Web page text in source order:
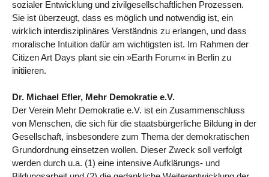
sozialer Entwicklung und zivilgesellschaftlichen Prozessen.
Sie ist überzeugt, dass es möglich und notwendig ist, ein
wirklich interdisziplinäres Verständnis zu erlangen, und dass
moralische Intuition dafür am wichtigsten ist. Im Rahmen der
Citizen Art Days plant sie ein »Earth Forum« in Berlin zu
initiieren.
Dr. Michael Efler, Mehr Demokratie e.V.
Der Verein Mehr Demokratie e.V. ist ein Zusammenschluss
von Menschen, die sich für die staatsbürgerliche Bildung in der
Gesellschaft, insbesondere zum Thema der demokratischen
Grundordnung einsetzen wollen. Dieser Zweck soll verfolgt
werden durch u.a. (1) eine intensive Aufklärungs- und